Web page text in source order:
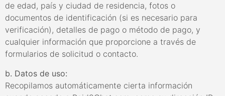
de edad, país y ciudad de residencia, fotos o
documentos de identificación (si es necesario para
verificación), detalles de pago o método de pago, y
cualquier información que proporcione a través de
formularios de solicitud o contacto.
b. Datos de uso:
Recopilamos automáticamente cierta información